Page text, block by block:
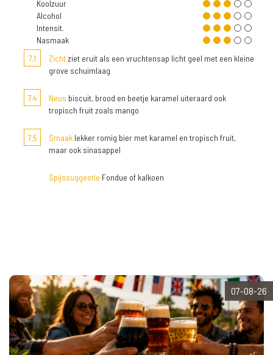
Koolzuur
Alcohol
Intensit.
Nasmaak
7,1
Zichtziet eruit als een vruchtensap licht geel met een kleine
grove schuimlaag
7,4 Neus biscuit, brood en beetje karamel uiteraard ook
tropisch fruit zoals mango
7,5 Smaak lekker romig bier met karamel en tropisch fruit,
maar ook sinasappel
Spijssuggestie Fondue of kalkoen
07-08-26